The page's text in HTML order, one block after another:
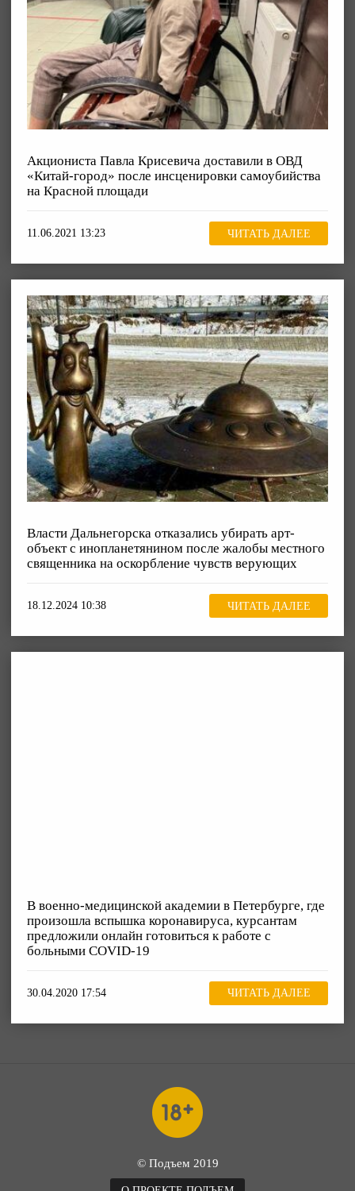
Акциониста Павла Крисевича доставили в ОВД
«Китай-город» после инсценировки самоубийства
на Красной площади
11.06.2021 13:23 ЧИТАТЬ ДАЛЕЕ
Власти Дальнегорска отказались убирать арт-
объект с инопланетянином после жалобы местного
священника на оскорбление чувств верующих
18.12.2024 10:38 ЧИТАТЬ ДАЛЕЕ
В военно-медицинской академии в Петербурге, где
произошла вспышка коронавируса, курсантам
предложили онлайн готовиться к работе с
больными COVID-19
30.04.2020 17:54 ЧИТАТЬ ДАЛЕЕ
© Подъем 2019